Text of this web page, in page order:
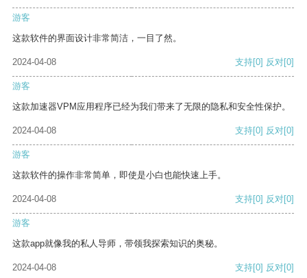
游客
这款软件的界面设计非常简洁，一目了然。
2024-04-08 支持[0] 反对[0]
游客
这款加速器VPM应用程序已经为我们带来了无限的隐私和安全性保护。
2024-04-08 支持[0] 反对[0]
游客
这款软件的操作非常简单，即使是小白也能快速上手。
2024-04-08 支持[0] 反对[0]
游客
这款app就像我的私人导师，带领我探索知识的奥秘。
2024-04-08 支持[0] 反对[0]